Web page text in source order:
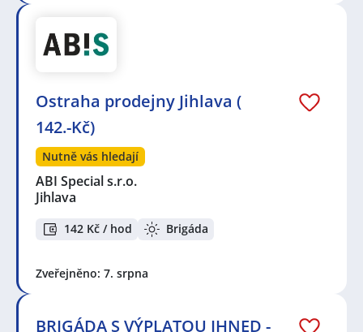
Ostraha prodejny Jihlava (
142.-Kč)
Nutně vás hledají
ABI Special s.r.o.
Jihlava
142 Kč / hod Brigáda
Zveřejněno: 7. srpna
BRIGÁDA S VÝPLATOU IHNED -